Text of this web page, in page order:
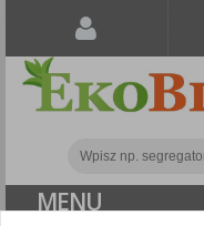
MENU